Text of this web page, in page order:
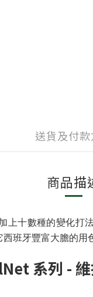
送貨及付款
商品描
十數種的變化
班牙豐富大膽的用
系列 -